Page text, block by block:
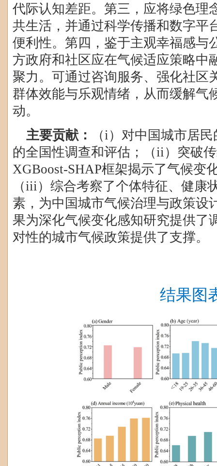
代际认知差距。第三，应将绿色理
共生活，并通过科学传播和数字平
便利性。第四，鉴于主观幸福感与
方政府和社区应在气候适应策略中
聚力。可通过咨询服务、强化社区
群体效能与乐观情绪，从而缓解气
动。
主要贡献：
（i）对中国城市居
的全国性调查和评估；（ii）突破
XGBoost-SHAP框架揭示了气候变
（iii）综合考察了个体特征、健康
素，为中国城市气候治理与政策设
果为深化气候变化感知研究提供了
对性的城市气候政策提供了支撑。
结果图